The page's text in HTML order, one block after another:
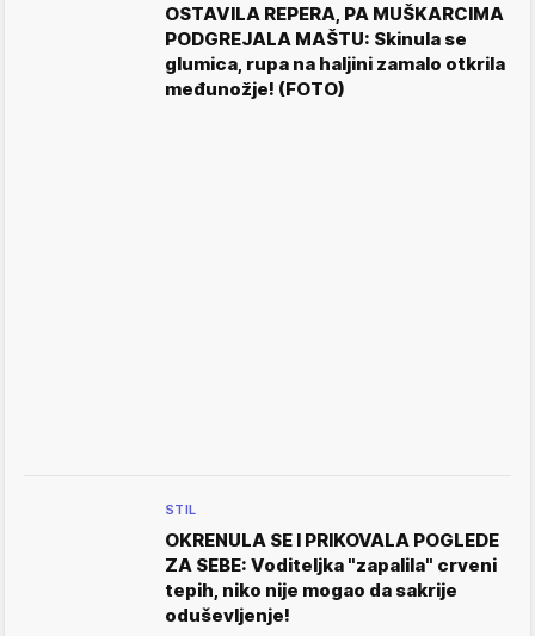
OSTAVILA REPERA, PA MUŠKARCIMA
PODGREJALA MAŠTU: Skinula se
glumica, rupa na haljini zamalo otkrila
međunožje! (FOTO)
STIL
OKRENULA SE I PRIKOVALA POGLEDE
ZA SEBE: Voditeljka "zapalila" crveni
tepih, niko nije mogao da sakrije
oduševljenje!